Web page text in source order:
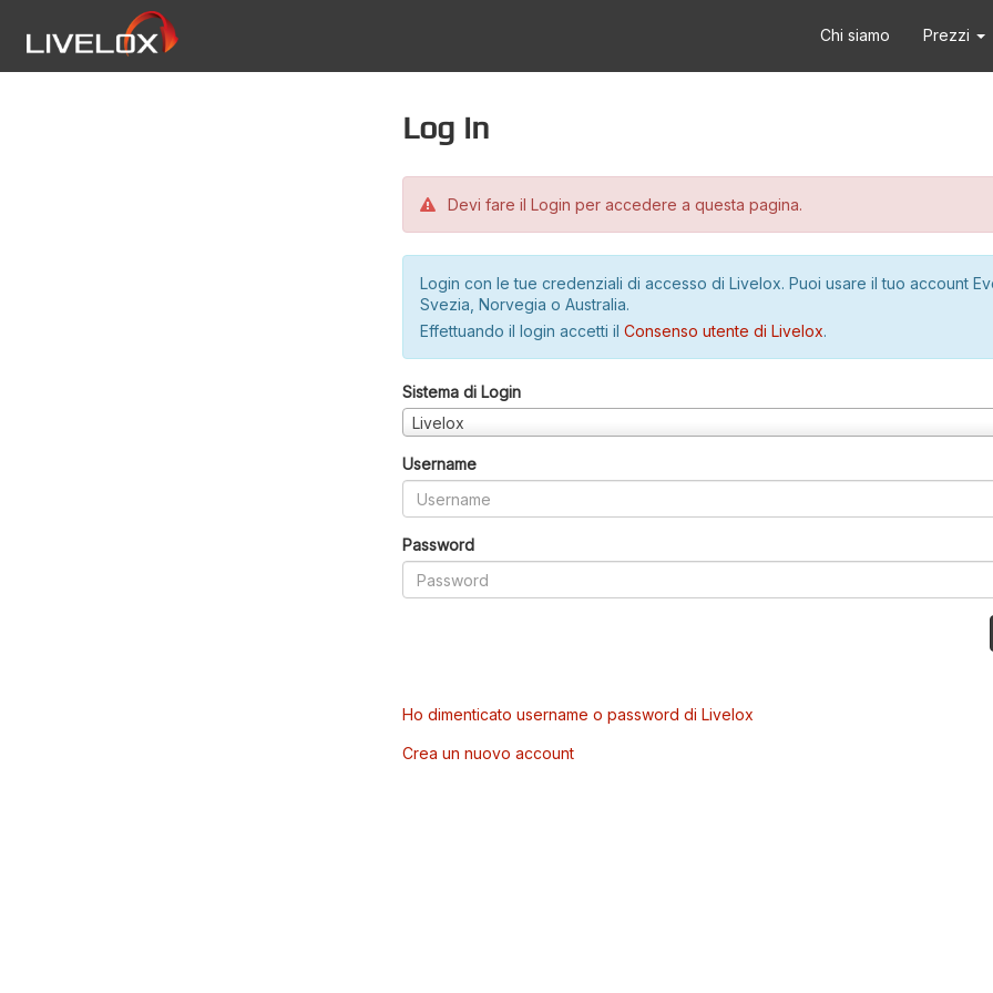
Chi siamo Prezzi
Log in
Devi fare il Login per accedere a questa pagina.
Login con le tue credenziali di accesso di Livelox. Puoi usare il tuo account
Svezia, Norvegia o Australia.
Effettuando il login accetti il Consenso utente di Livelox.
Sistema di Login
Livelox
Username
Password
Ho dimenticato username o password di Livelox
Crea un nuovo account